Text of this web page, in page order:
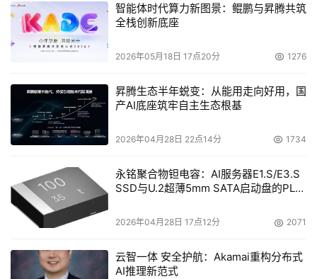
添加了基于Internet协议安全（Internet Protocol
security，简称IPSec）的加密功能，在传输数据的过程中
同时进行加密，并且不影响数据的传输速率。
本文来源于DOIT传媒，文章内容仅供参考，不构成投资建议。
智能体时代算力新图景：鲲鹏与昇腾共筑
全栈创新底座
2026年05月18日 17点20分 1276
昇腾生态半年蜕变：从能用走向好用，国
产AI底座筑牢自主生态根基
2026年04月28日 22点14分 1734
永铭聚合物钽电容：AI服务器E1.S/E3.S
SSD与U.2超薄5mm SATA启动盘的PLP
2026年04月28日 17点12分 2071
云智一体 安全护航：Akamai重构分布式
AI推理新范式